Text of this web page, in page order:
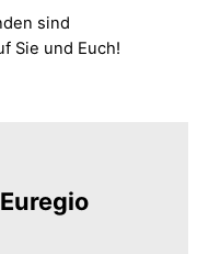
sind
Sie und Euch!